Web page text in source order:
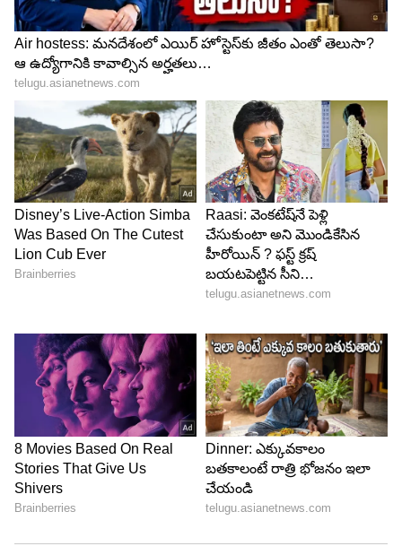
Image Credit :Gemini AI
లైసెన్స్‌లు, చట్టపరమైన అనుమతులు
ఐస్ క్యూబ్స్ తినే పదార్థాల్లో ఉపయోగిస్తారు కాబట్టి కొన్ని
లైసెన్స్‌లు అవసరం. ప్రధానంగా అవసరమయ్యేవి MSME
రిజిస్ట్రేషన్, FSSAI లైసెన్స్ (ఆహార ఉత్పత్తి కోసం), ట్రేడ్
లైసెన్స్, GST రిజిస్ట్రేషన్ (వ్యాపారం పెరిగితే). ఈ
అనుమతులు ఉంటే మీ వ్యాపారం చట్టబద్ధంగా నడుస్తుంది.
అలాగే పెద్ద హోటళ్లు లేదా బార్లు కూడా మీ దగ్గర నుంచి ఐస్
కొనుగోలు చేయడానికి ఆసక్తి చూపుతాయి.